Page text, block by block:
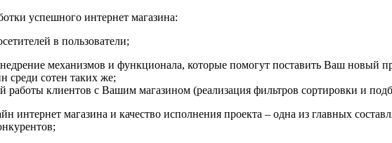
успешного интернет магазина:
в пользователи;
механизмов и функционала, которые помогут поставить Ваш новый
среди сотен таких же;
работы клиентов с Вашим магазином (реализация фильтров сортировки и
интернет магазина и качество исполнения проекта – одна из главных